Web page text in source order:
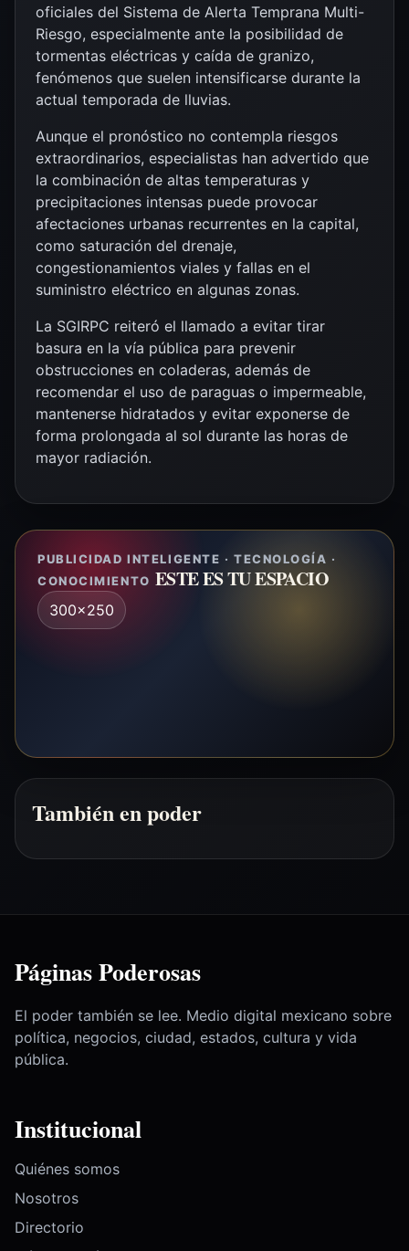
oficiales del Sistema de Alerta Temprana Multi-
Riesgo, especialmente ante la posibilidad de
tormentas eléctricas y caída de granizo,
fenómenos que suelen intensificarse durante la
actual temporada de lluvias.
Aunque el pronóstico no contempla riesgos
extraordinarios, especialistas han advertido que
la combinación de altas temperaturas y
precipitaciones intensas puede provocar
afectaciones urbanas recurrentes en la capital,
como saturación del drenaje,
congestionamientos viales y fallas en el
suministro eléctrico en algunas zonas.
La SGIRPC reiteró el llamado a evitar tirar
basura en la vía pública para prevenir
obstrucciones en coladeras, además de
recomendar el uso de paraguas o impermeable,
mantenerse hidratados y evitar exponerse de
forma prolongada al sol durante las horas de
mayor radiación.
PUBLICIDAD INTELIGENTE · TECNOLOGÍA ·
CONOCIMIENTO ESTE ES TU ESPACIO
300x250
También en poder
Páginas Poderosas
El poder también se lee. Medio digital mexicano sobre
política, negocios, ciudad, estados, cultura y vida
pública.
Institucional
Quiénes somos
Nosotros
Directorio